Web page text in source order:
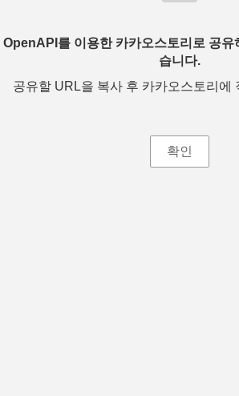
OpenAPI를 이용한 카카오스토리로 공유
습니다.
공유할 URL을 복사 후 카카오스토리에
확인